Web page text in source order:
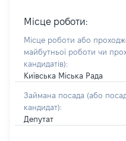
Місце роботи:
Місце роботи або
майбутньої роботи чи
кандидатів):
Київська Міська Рада
Займана посада (або
кандидат):
Депутат